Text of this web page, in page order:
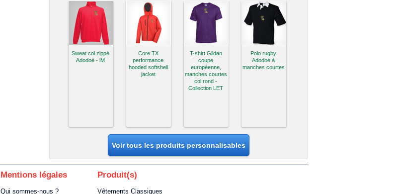
Sweat col zippé
Adodoé - iM
Core TX
performance
hooded softshell
jacket
T-shirt Gildan
coupe
européenne,
manches courtes
col rond -
Collection LET
Polo rugby
Adodoé à
manches courtes
Voir tous les produits personnalisables
Mentions légales
Qui sommes-nous ?
Produit(s)
Vêtements Classiques